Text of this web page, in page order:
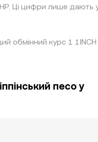
Ці цифри лише дають
обмінний курс 1 1INCH
песо у